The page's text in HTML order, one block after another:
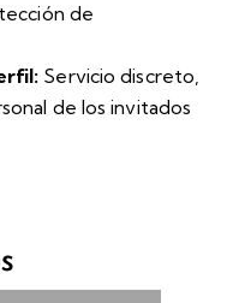
de
Servicio discreto,
de los invitados